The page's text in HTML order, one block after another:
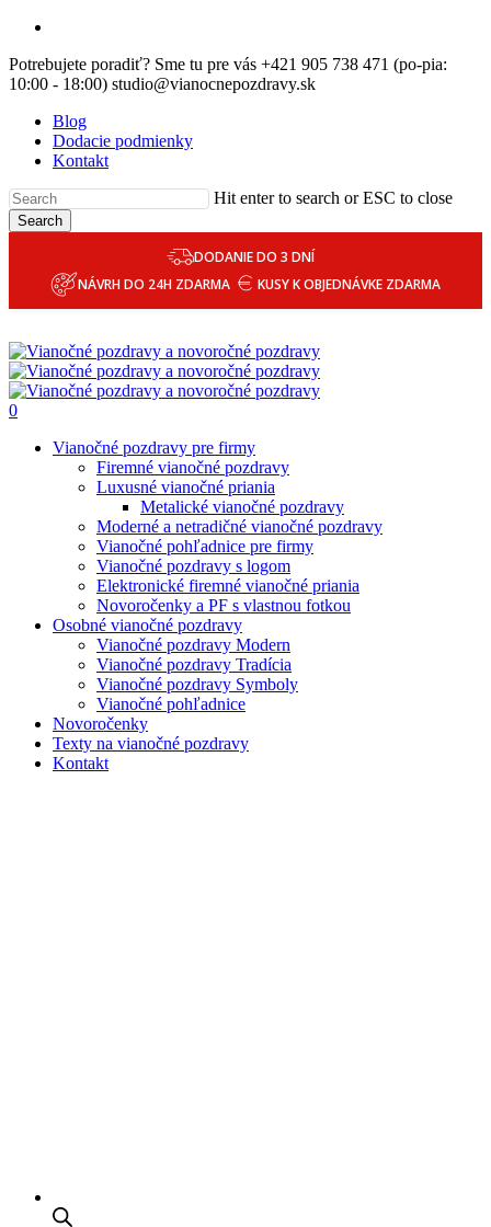
Skip
main
content
Potrebujete poradiť? Sme tu pre vás +421 905 738 471 (po-pia:
10:00 - 18:00) studio@vianocnepozdravy.sk
Blog
Dodacie podmienky
Kontakt
Hit enter to search or ESC to close
Search
DODANIE DO 3 DNÍ
NÁVRH DO 24H ZDARMA
KUSY K OBJEDNÁVKE ZDARMA
0
Vianočné pozdravy pre firmy
Firemné vianočné pozdravy
Luxusné vianočné priania
Metalické vianočné pozdravy
Moderné a netradičné vianočné pozdravy
Vianočné pohľadnice pre firmy
Vianočné pozdravy s logom
Elektronické firemné vianočné priania
Novoročenky a PF s vlastnou fotkou
Osobné vianočné pozdravy
Vianočné pozdravy Modern
Vianočné pozdravy Tradícia
Vianočné pozdravy Symboly
Vianočné pohľadnice
Novoročenky
Texty na vianočné pozdravy
Kontakt